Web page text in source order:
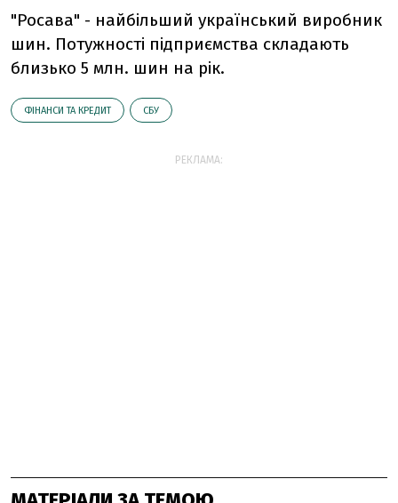
"Росава" - найбільший український виробник
шин. Потужності підприємства складають
близько 5 млн. шин на рік.
ФІНАНСИ ТА КРЕДИТ СБУ
РЕКЛАМА: